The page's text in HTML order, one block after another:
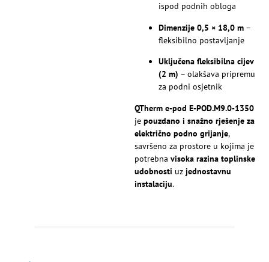
ispod podnih obloga
Dimenzije 0,5 × 18,0 m –
fleksibilno postavljanje
Uključena fleksibilna cijev
(2 m) – olakšava pripremu
za podni osjetnik
QTherm e-pod E-POD.M9.0-1350
je pouzdano i snažno rješenje za
električno podno grijanje,
savršeno za prostore u kojima je
potrebna visoka razina toplinske
udobnosti uz jednostavnu
instalaciju.